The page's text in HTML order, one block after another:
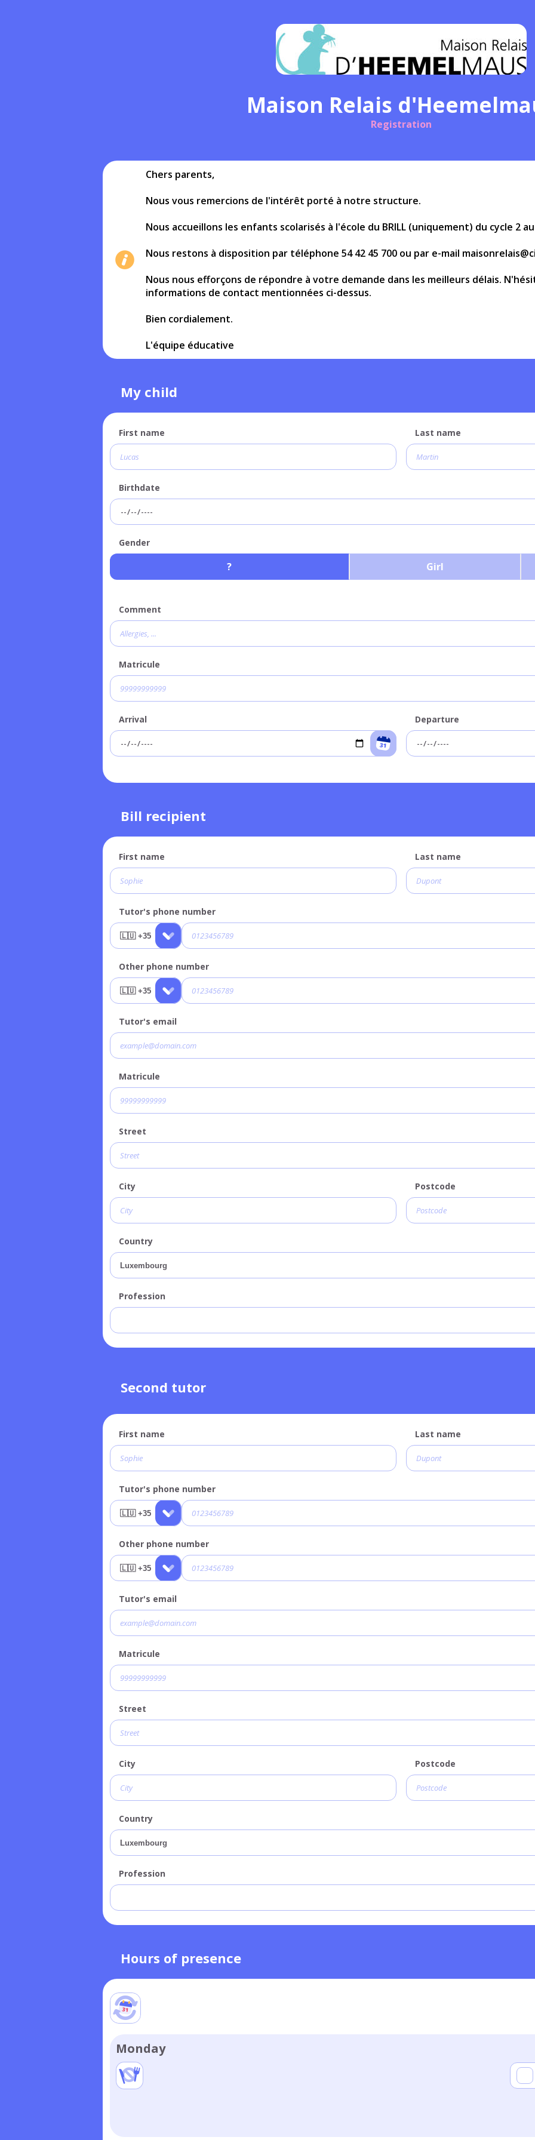
Maison Relais
Registration
Chers parents,
Nous vous remercions de l'intérêt porté à notre structure.
Nous accueillons les enfants scolarisés à l'école du BRILL (uniquement) du cycle 2
Nous restons à disposition par téléphone 54 42 45 700 ou par e-mail
Nous nous efforçons de répondre à votre demande dans les meilleurs délais.
informations de contact mentionnées ci-dessus.
Bien cordialement.
L'équipe éducative
My child
First name Last name
Birthdate
Gender
? Girl
Comment
Matricule
Arrival Departure
Bill recipient
First name Last name
Tutor's phone number
Other phone number
Tutor's email
Matricule
Street
City Postcode
Country
Profession
Second tutor
First name Last name
Tutor's phone number
Other phone number
Tutor's email
Matricule
Street
City Postcode
Country
Profession
Hours of presence
Monday